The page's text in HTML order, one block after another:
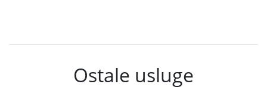
Ostale usluge